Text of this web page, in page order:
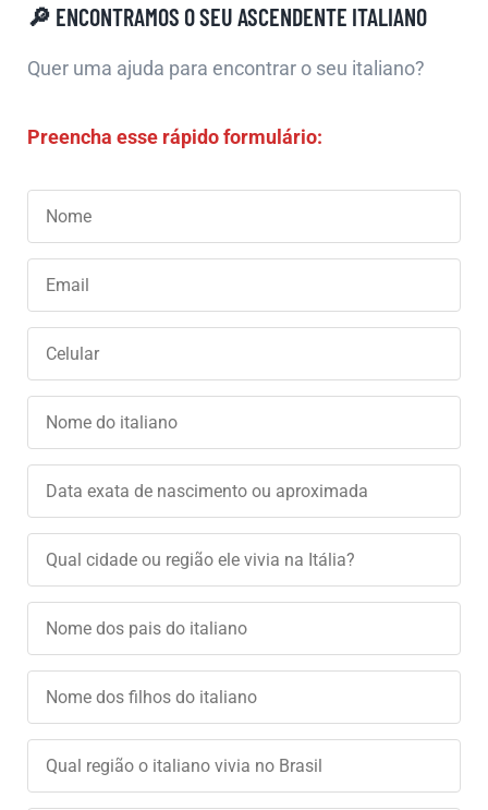
🔎 ENCONTRAMOS O SEU ASCENDENTE ITALIANO
Quer uma ajuda para encontrar o seu italiano?
Preencha esse rápido formulário: